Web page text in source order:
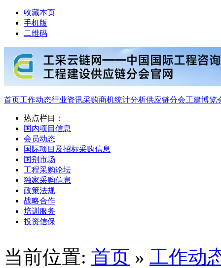
收藏本页
手机版
二维码
首页工作动态行业资讯采购商机统计分析供应链分会工建博览
热点栏目：
国内项目信息
会员动态
国际项目及招标采购信息
国别市场
工程采购论坛
独家采购信息
政策法规
战略合作
培训服务
投资信保
当前位置: 首页 » 工作动